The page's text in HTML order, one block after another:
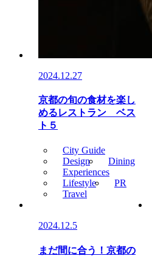
2024.12.27
京都の旬の食材を楽し
めるレストラン ベス
ト５
City Guide
Design
Dining
Experiences
Lifestyle
PR
Travel
2024.12.5
まだ間に合う！京都の